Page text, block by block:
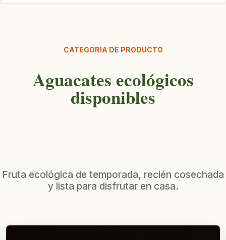
CATEGORIA DE PRODUCTO
Aguacates ecológicos
disponibles
Fruta ecológica de temporada, recién cosechada
y lista para disfrutar en casa.